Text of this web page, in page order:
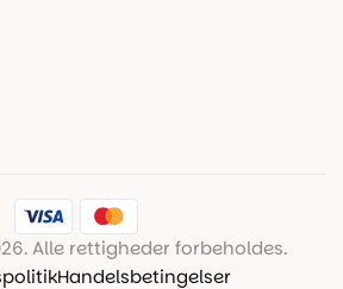
Alle rettigheder forbeholdes.
Handelsbetingelser